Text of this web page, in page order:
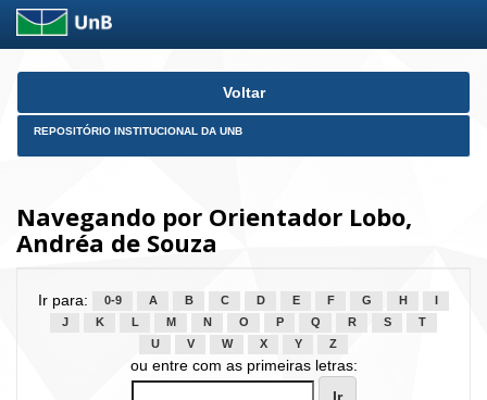
Skip
Voltar
REPOSITÓRIO INSTITUCIONAL DA UNB
Navegando por Orientador Lobo,
Andréa de Souza
Ir para: 0-9 A B C D E F G H
J
K L M N O P Q R S
T
U
V W X Y Z
ou entre com as primeiras letras: